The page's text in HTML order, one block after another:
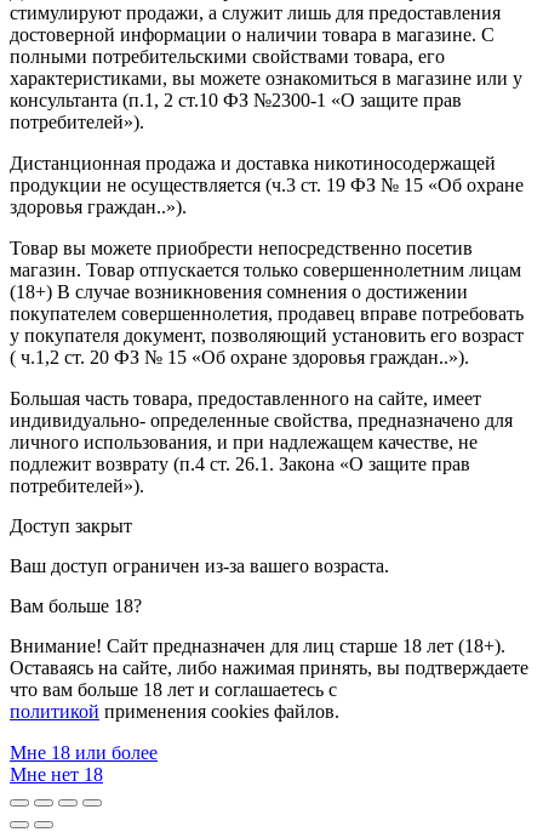
стимулируют продажи, а служит лишь для предоставления
достоверной информации о наличии товара в магазине. С
полными потребительскими свойствами товара, его
характеристиками, вы можете ознакомиться в магазине или у
консультанта (п.1, 2 ст.10 ФЗ №2300-1 «О защите прав
потребителей»).
Дистанционная продажа и доставка никотиносодержащей
продукции не осуществляется (ч.3 ст. 19 ФЗ № 15 «Об охране
здоровья граждан..»).
Товар вы можете приобрести непосредственно посетив
магазин. Товар отпускается только совершеннолетним лицам
(18+) В случае возникновения сомнения о достижении
покупателем совершеннолетия, продавец вправе потребовать
у покупателя документ, позволяющий установить его возраст
( ч.1,2 ст. 20 ФЗ № 15 «Об охране здоровья граждан..»).
Большая часть товара, предоставленного на сайте, имеет
индивидуально- определенные свойства, предназначено для
личного использования, и при надлежащем качестве, не
подлежит возврату (п.4 ст. 26.1. Закона «О защите прав
потребителей»).
Доступ закрыт
Ваш доступ ограничен из-за вашего возраста.
Вам больше 18?
Внимание! Сайт предназначен для лиц старше 18 лет (18+).
Оставаясь на сайте, либо нажимая принять, вы подтверждаете
что вам больше 18 лет и соглашаетесь с
политикой применения cookies файлов.
Мне 18 или более
Мне нет 18